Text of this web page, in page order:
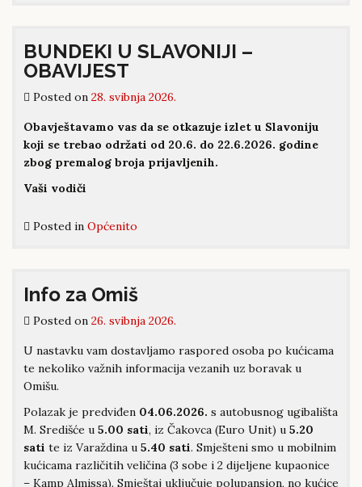
BUNDEKI U SLAVONIJI –
OBAVIJEST
Posted on 28. svibnja 2026.
Obavještavamo vas da se otkazuje izlet u Slavoniju
koji se trebao održati od 20.6. do 22.6.2026. godine
zbog premalog broja prijavljenih.
Vaši vodiči
Posted in Općenito
Info za Omiš
Posted on 26. svibnja 2026.
U nastavku vam dostavljamo raspored osoba po kućicama
te nekoliko važnih informacija vezanih uz boravak u
Omišu.
Polazak je predviđen 04.06.2026. s autobusnog ugibališta
M. Središće u 5.00 sati, iz Čakovca (Euro Unit) u 5.20
sati te iz Varaždina u 5.40 sati. Smješteni smo u mobilnim
kućicama različitih veličina (3 sobe i 2 dijeljene kupaonice
– Kamp Almissa). Smještaj uključuje polupansion, no kućice